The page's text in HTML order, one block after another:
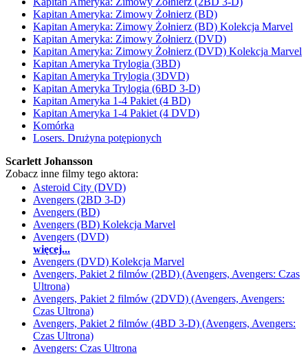
Kapitan Ameryka: Zimowy Żołnierz (BD)
Kapitan Ameryka: Zimowy Żołnierz (BD) Kolekcja Marvel
Kapitan Ameryka: Zimowy Żołnierz (DVD)
Kapitan Ameryka: Zimowy Żołnierz (DVD) Kolekcja Marvel
Kapitan Ameryka Trylogia (3BD)
Kapitan Ameryka Trylogia (3DVD)
Kapitan Ameryka Trylogia (6BD 3-D)
Kapitan Ameryka 1-4 Pakiet (4 BD)
Kapitan Ameryka 1-4 Pakiet (4 DVD)
Komórka
Losers. Drużyna potępionych
Scarlett Johansson
Zobacz inne filmy tego aktora:
Asteroid City (DVD)
Avengers (2BD 3-D)
Avengers (BD)
Avengers (BD) Kolekcja Marvel
Avengers (DVD)
więcej...
Avengers (DVD) Kolekcja Marvel
Avengers, Pakiet 2 filmów (2BD) (Avengers, Avengers: Czas
Ultrona)
Avengers, Pakiet 2 filmów (2DVD) (Avengers, Avengers:
Czas Ultrona)
Avengers, Pakiet 2 filmów (4BD 3-D) (Avengers, Avengers:
Czas Ultrona)
Avengers: Czas Ultrona